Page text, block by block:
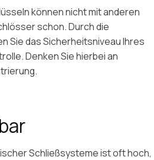
können nicht mit anderen
schon. Durch die
Sie das Sicherheitsniveau Ihres
Denken Sie hierbei an
Schließsysteme ist oft hoch,